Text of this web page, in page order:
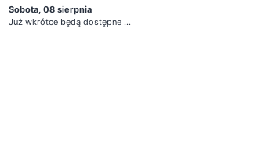
Sobota, 08 sierpnia
Już wkrótce będą dostępne ...